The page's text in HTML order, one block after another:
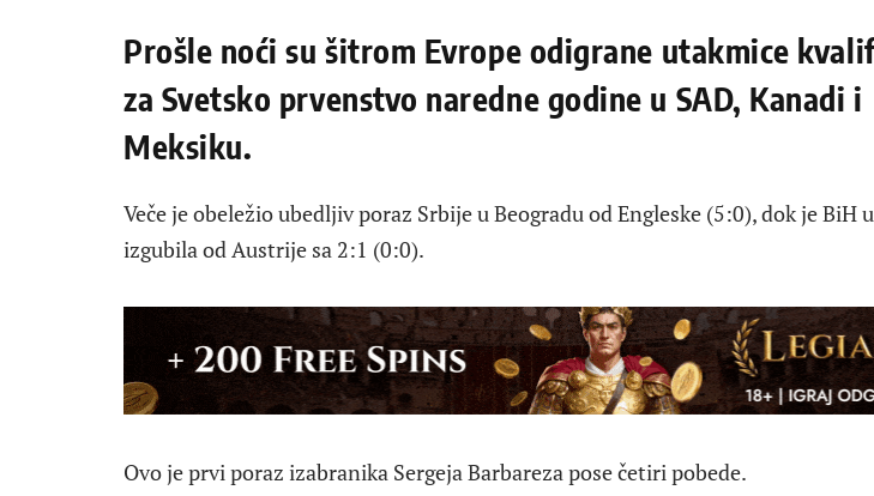
Prošle noći su šitrom Evrope odigrane utakmice
za Svetsko prvenstvo naredne godine u SAD, Kanadi i
Meksiku.
Veče je obeležio ubedljiv poraz Srbije u Beogradu od Engleske (5:0), dok je BiH
izgubila od Austrije sa 2:1 (0:0).
Ovo je prvi poraz izabranika Sergeja Barbareza pose četiri pobede.